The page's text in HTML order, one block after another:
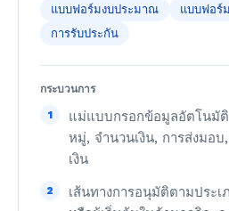
แบบฟอร์มงบประมาณ
แบบฟอร์
การรับประกัน
กระบวนการ
1
แม่แบบกรอกข้อมูลอัตโนมั
หมู่, จำนวนเงิน, การส่งมอบ
เงิน
2
เส้นทางการอนุมัติตามประ